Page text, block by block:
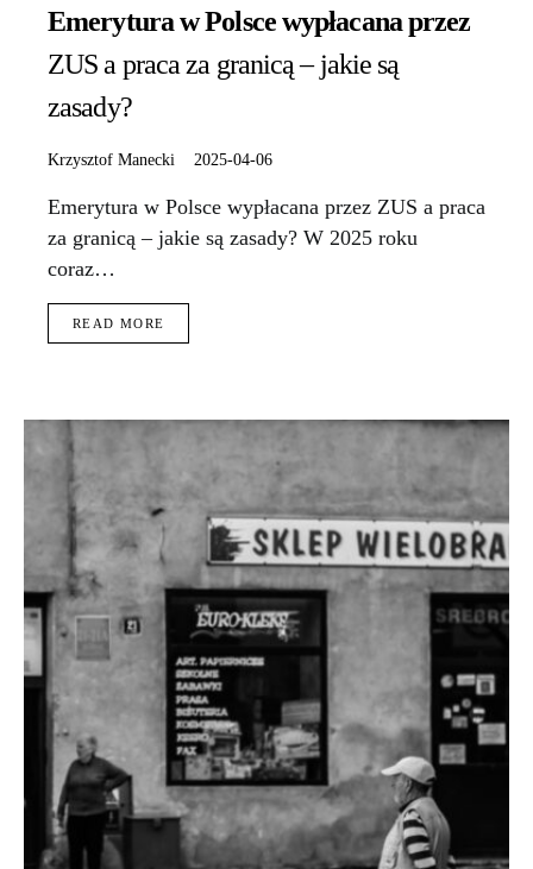
Emerytura w Polsce wypłacana przez
ZUS a praca za granicą – jakie są
zasady?
Krzysztof Manecki 2025-04-06
Emerytura w Polsce wypłacana przez ZUS a praca
za granicą – jakie są zasady? W 2025 roku
coraz…
READ MORE